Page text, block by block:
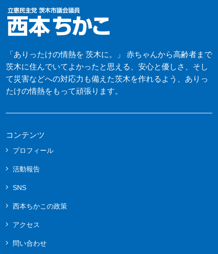
「ありったけの情熱を 茨木に。」 赤ちゃんから高齢者まで
茨木に住んでいてよかったと思える、安心と優しさ、そし
て災害などへの対応力も備えた茨木を作れるよう、ありっ
たけの情熱をもって頑張ります。
コンテンツ
プロフィール
活動報告
SNS
西本ちかこの政策
アクセス
問い合わせ